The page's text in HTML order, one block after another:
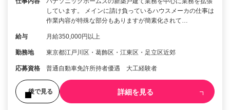
しています。 メインに請け負っているハウスメーカの仕事は
作業内容が特殊な部分もありますが簡素化されて…
給与 月給350,000円以上
勤務地 東京都江戸川区・葛飾区・江東区・足立区近郊
応募資格 普通自動車免許所持者優遇 大工経験者
後で見る 詳細を見る